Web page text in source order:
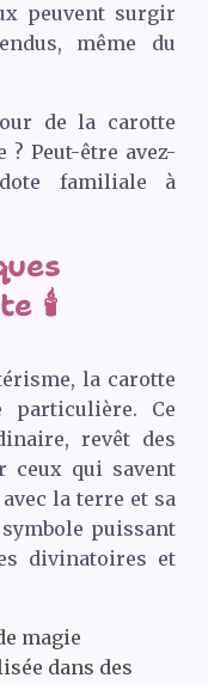
peuvent surgir
même du
de la carotte
Peut-être avez-
familiale à
🕯️
la carotte
particulière. Ce
revêt des
ceux qui savent
la terre et sa
puissant
divinatoires et
magie
dans des